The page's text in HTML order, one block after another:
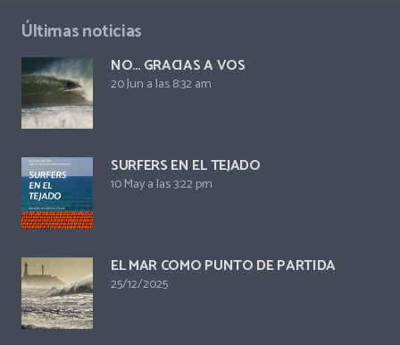
Últimas noticias
NO… GRACIAS A VOS
20 Jun a las 8:32 am
SURFERS EN EL TEJADO
10 May a las 3:22 pm
EL MAR COMO PUNTO DE PARTIDA
25/12/2025